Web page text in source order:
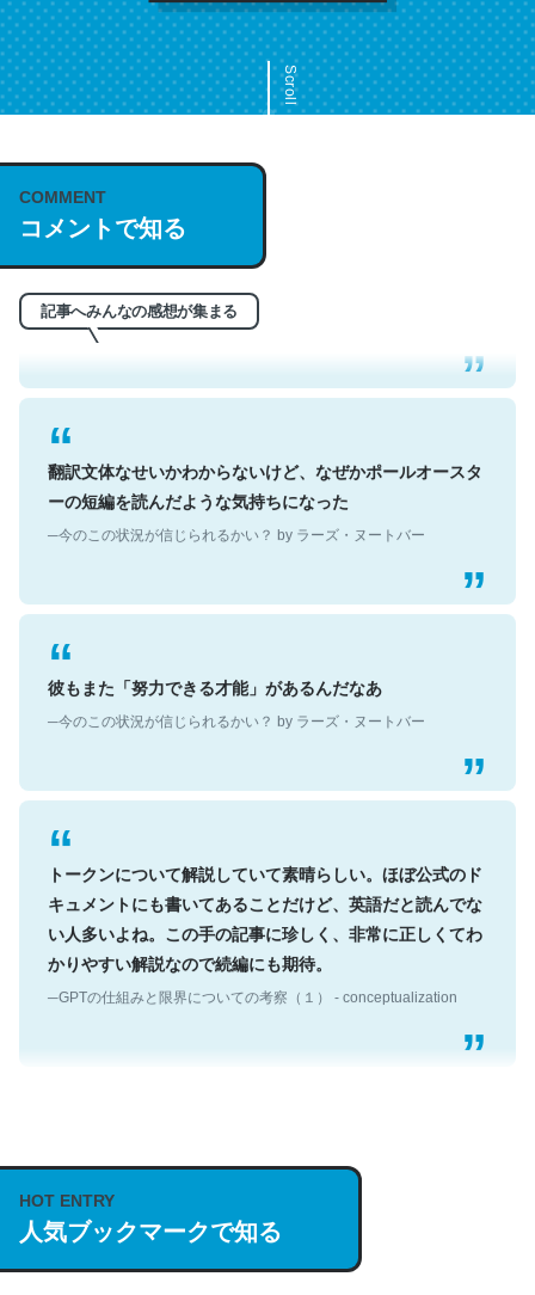
Scroll
COMMENT
コメントで知る
記事へみんなの感想が集まる
これは名文。彼はとてもクレバーなんだろうなと凄く思
う。英語少しでも読める人は原文もお勧め。自分はこの流
れ好き。Let’s Fucking Go. Then Covid hit. Shit.
─今のこの状況が信じられるかい？ by ラーズ・ヌートバー
翻訳文体なせいかわからないけど、なぜかポールオースタ
ーの短編を読んだような気持ちになった
─今のこの状況が信じられるかい？ by ラーズ・ヌートバー
彼もまた「努力できる才能」があるんだなあ
─今のこの状況が信じられるかい？ by ラーズ・ヌートバー
トークンについて解説していて素晴らしい。ほぼ公式のド
キュメントにも書いてあることだけど、英語だと読んでな
い人多いよね。この手の記事に珍しく、非常に正しくてわ
かりやすい解説なので続編にも期待。
─GPTの仕組みと限界についての考察（１） - conceptualization
説してる記事が少ないので貴重な良記事。/続編来た
https://isobe324649.hatenablog.com/entry/2023/03/27
/064121
─GPTの仕組みと限界についての考察（１） - conceptualization
HOT ENTRY
人気ブックマークで知る